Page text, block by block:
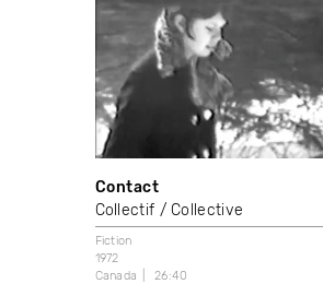
Contact
Collectif / Collective
Fiction
1972
Canada
26:40